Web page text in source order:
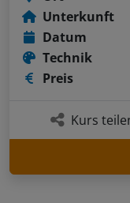
Unterkunft
Datum
Technik
Preis
Kurs